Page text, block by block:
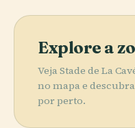
Explore a
Veja Stade de La
no mapa e
por perto.